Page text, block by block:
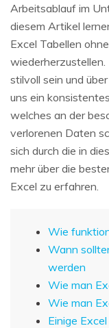
Arbeitsablauf im
diesem Artikel
Excel Tabellen
stilvoll sein und
uns ein
welches an der
verlorenen Daten
sich durch die in
mehr über die
Excel zu erfahren.
Wie
Wann
werden
Wie man
Wie man
Einige